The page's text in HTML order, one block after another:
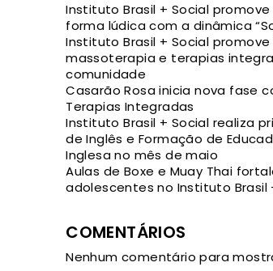
Instituto Brasil + Social
forma lúdica com a dinâmica
Instituto Brasil + Social
massoterapia e terapias
comunidade
Casarão Rosa inicia nova fase
Terapias Integradas
Instituto Brasil + Social realiza
de Inglês e Formação de
Inglesa no mês de maio
Aulas de Boxe e Muay Thai
adolescentes no Instituto Brasil
COMENTÁRIOS
Nenhum comentário para